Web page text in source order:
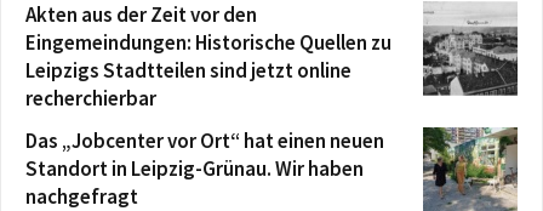
Akten aus der Zeit vor den
Eingemeindungen: Historische Quellen zu
Leipzigs Stadtteilen sind jetzt online
recherchierbar
Das „Jobcenter vor Ort“ hat einen neuen
Standort in Leipzig-Grünau. Wir haben
nachgefragt